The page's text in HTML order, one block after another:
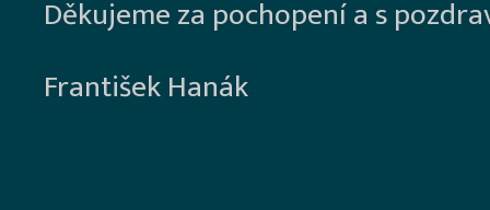
Děkujeme za pochopení a s
František Hanák